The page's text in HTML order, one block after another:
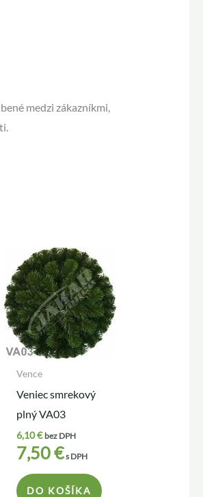
medzi zákazníkmi,
Vence
Veniec smrekový
plný VA03
6,10€ bez DPH
7,50€s DPH
DO KOŠÍKA